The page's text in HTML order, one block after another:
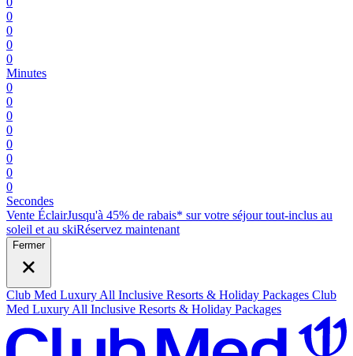
0
0
0
0
Minutes
0
0
0
0
0
0
0
0
Secondes
Vente ÉclairJusqu'à 45% de rabais* sur votre séjour tout-inclus au
soleil et au skiRéservez maintenant
Fermer
Club Med Luxury All Inclusive Resorts & Holiday Packages Club
Med Luxury All Inclusive Resorts & Holiday Packages